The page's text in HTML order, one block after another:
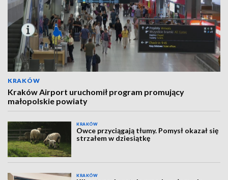
KRAKÓW
Kraków Airport uruchomił program promujący
małopolskie powiaty
KRAKÓW
Owce przyciągają tłumy. Pomysł okazał się
strzałem w dziesiątkę
KRAKÓW